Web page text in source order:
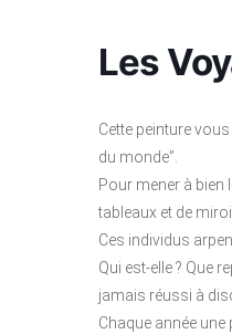
Les
Cette peinture
du monde”.
Pour mener à bien
tableaux et de
Ces individus
Qui est-elle ? Que
jamais réussi à
Chaque année